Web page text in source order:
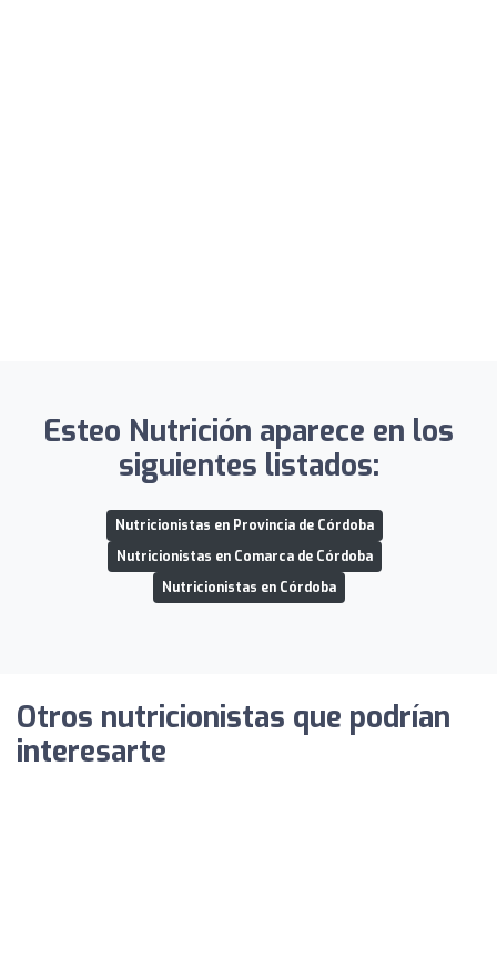
Esteo Nutrición aparece en los
siguientes listados:
Nutricionistas en Provincia de Córdoba
Nutricionistas en Comarca de Córdoba
Nutricionistas en Córdoba
Otros nutricionistas que podrían
interesarte